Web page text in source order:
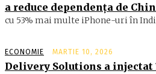
a reduce dependența de
cu 53% mai multe iPhone-uri în
ECONOMIE MARTIE 10, 2026
Delivery Solutions a